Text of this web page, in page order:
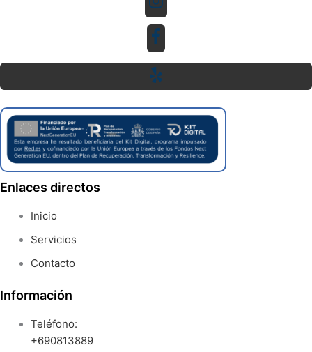
Enlaces directos
Inicio
Servicios
Contacto
Información
Teléfono:
+690813889